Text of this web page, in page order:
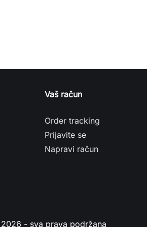
Vaš račun
Order tracking
Prijavite se
Napravi račun
- sva prava podržana